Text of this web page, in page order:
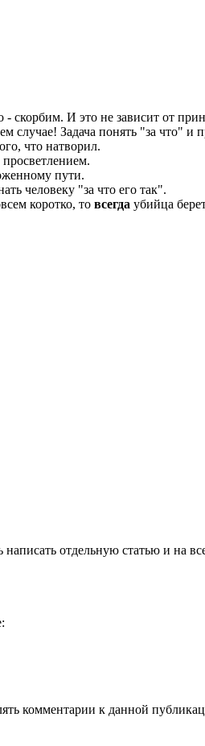
скорбим. И это не зависит от
случае! Задача понять "за что"
что натворил.
пути.
человеку "за что его так".
коротко, то всегда убийца
отдельную статью и на
комментарии к данной